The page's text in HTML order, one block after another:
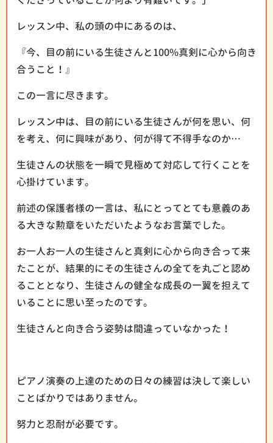
レッスン中、私の頭の中にあるのは、
『今、目の前にいる生徒さんと100%真剣に心から向き
合うこと！』
この一言に尽きます。
レッスン中は、目の前にいる生徒さんが何を思い、何
を考え、何に興味があり、何が得て不得手なのか…
生徒さんの状態を一瞬で見極めて対応して行くことを
心掛けています。
前述の保護者様の一言は、私にとってとても意義のあ
る大きな勲章をいただいたようなお言葉でした。
お一人お一人の生徒さんと真剣に心から向き合って来
たことが、結果的にその生徒さんの全てを丸ごと認め
ることとなり、生徒さんの健全な成長の一翼を担えて
いることに思い至ったのです。
生徒さんと向き合う姿勢は間違っていなかった！
ピアノ演奏の上達のための日々の練習は決して楽しい
ことばかりではありません。
努力と忍耐が必要です。